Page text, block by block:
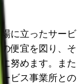
に立ったサービ
便宜を図り、そ
努めます。また
ビス事業所との